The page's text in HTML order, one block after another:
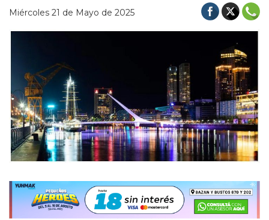
Miércoles 21 de Mayo de 2025